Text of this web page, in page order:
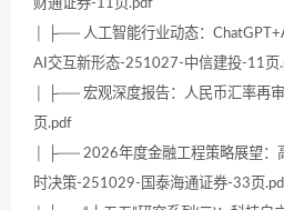
财通证券-11页.pdf
│ ├── 人工智能行业动态：
AI交互新形态-251027-中信建投-11页
│ ├── 宏观深度报告：人民币汇率再
页.pdf
│ ├── 2026年度金融工程策略展望：
时决策-251029-国泰海通证券-33页